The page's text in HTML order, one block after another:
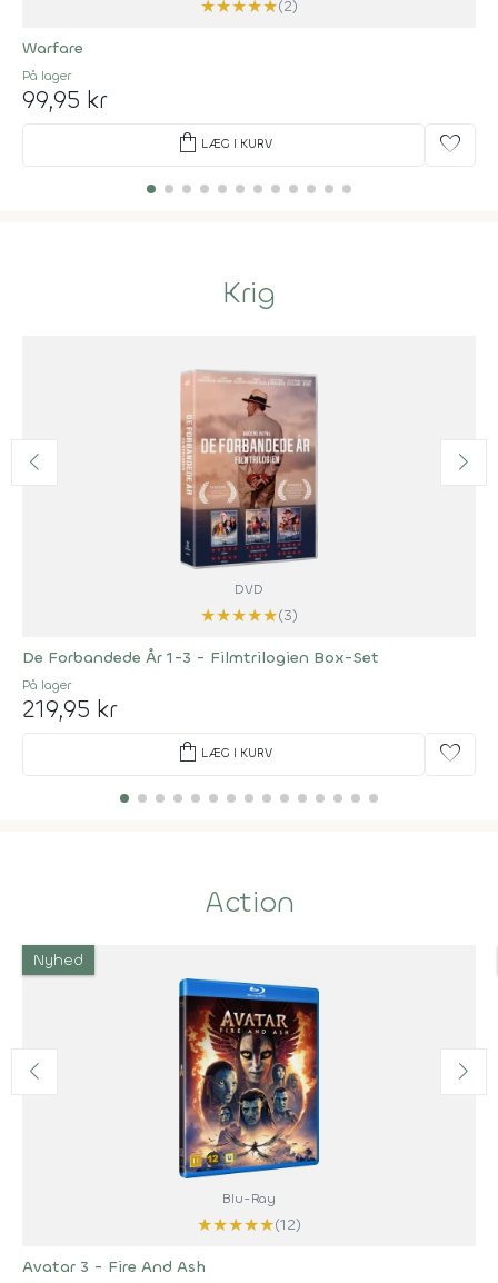
★★★★★(2)
Warfare
På lager
99,95 kr
shopping_bag LÆG I KURV favorite
Krig
DVD
★★★★★(3)
De Forbandede År 1-3 - Filmtrilogien Box-Set
På lager
219,95 kr
shopping_bag LÆG I KURV favorite
Action
Nyhed
Blu-Ray
★★★★★(12)
Avatar 3 - Fire And Ash